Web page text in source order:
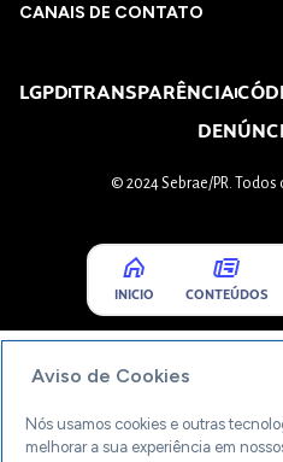
CANAIS DE CONTATO
LGPDTRANSPARÊNCIA
© 2024 Sebrae/PR.
INICIO CONTEÚDOS
Aviso de Cookies
Nós usamos cookies e outras
melhorar a sua experiência em